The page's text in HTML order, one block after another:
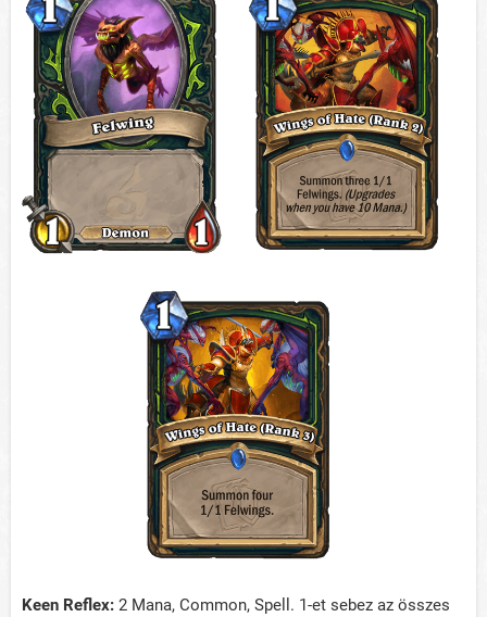
Keen Reflex: 2 Mana, Common, Spell. 1-et sebez az összes